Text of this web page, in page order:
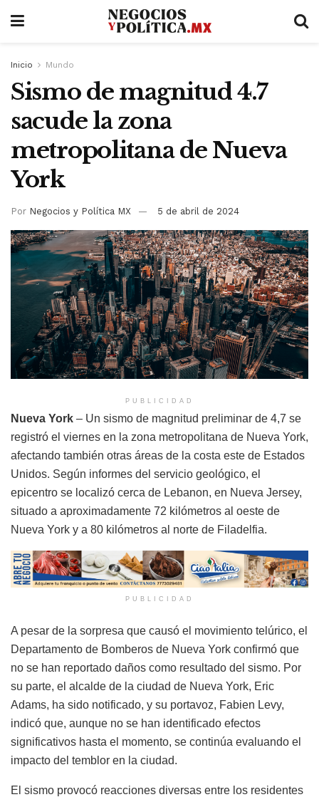
Inicio Mundo
Sismo de magnitud 4.7
sacude la zona
metropolitana de Nueva
York
Por Negocios y Política MX 5 de abril de 2024
PUBLICIDAD
Nueva York – Un sismo de magnitud preliminar de 4,7 se
registró el viernes en la zona metropolitana de Nueva York,
afectando también otras áreas de la costa este de Estados
Unidos. Según informes del servicio geológico, el
epicentro se localizó cerca de Lebanon, en Nueva Jersey,
situado a aproximadamente 72 kilómetros al oeste de
Nueva York y a 80 kilómetros al norte de Filadelfia.
PUBLICIDAD
A pesar de la sorpresa que causó el movimiento telúrico, el
Departamento de Bomberos de Nueva York confirmó que
no se han reportado daños como resultado del sismo. Por
su parte, el alcalde de la ciudad de Nueva York, Eric
Adams, ha sido notificado, y su portavoz, Fabien Levy,
indicó que, aunque no se han identificado efectos
significativos hasta el momento, se continúa evaluando el
impacto del temblor en la ciudad.
El sismo provocó reacciones diversas entre los residentes